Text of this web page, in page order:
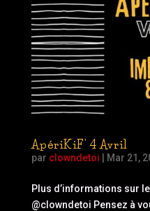
ApériKiF’ 4 Avril
par clowndetoi | Mar 21,
Plus d’informations sur
@clowndetoi Pensez à